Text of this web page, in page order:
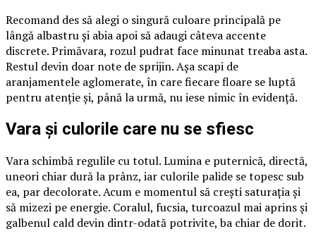
Recomand des să alegi o singură culoare principală pe
lângă albastru și abia apoi să adaugi câteva accente
discrete. Primăvara, rozul pudrat face minunat treaba asta.
Restul devin doar note de sprijin. Așa scapi de
aranjamentele aglomerate, în care fiecare floare se luptă
pentru atenție și, până la urmă, nu iese nimic în evidență.
Vara și culorile care nu se sfiesc
Vara schimbă regulile cu totul. Lumina e puternică, directă,
uneori chiar dură la prânz, iar culorile palide se topesc sub
ea, par decolorate. Acum e momentul să crești saturația și
să mizezi pe energie. Coralul, fucsia, turcoazul mai aprins și
galbenul cald devin dintr-odată potrivite, ba chiar de dorit.